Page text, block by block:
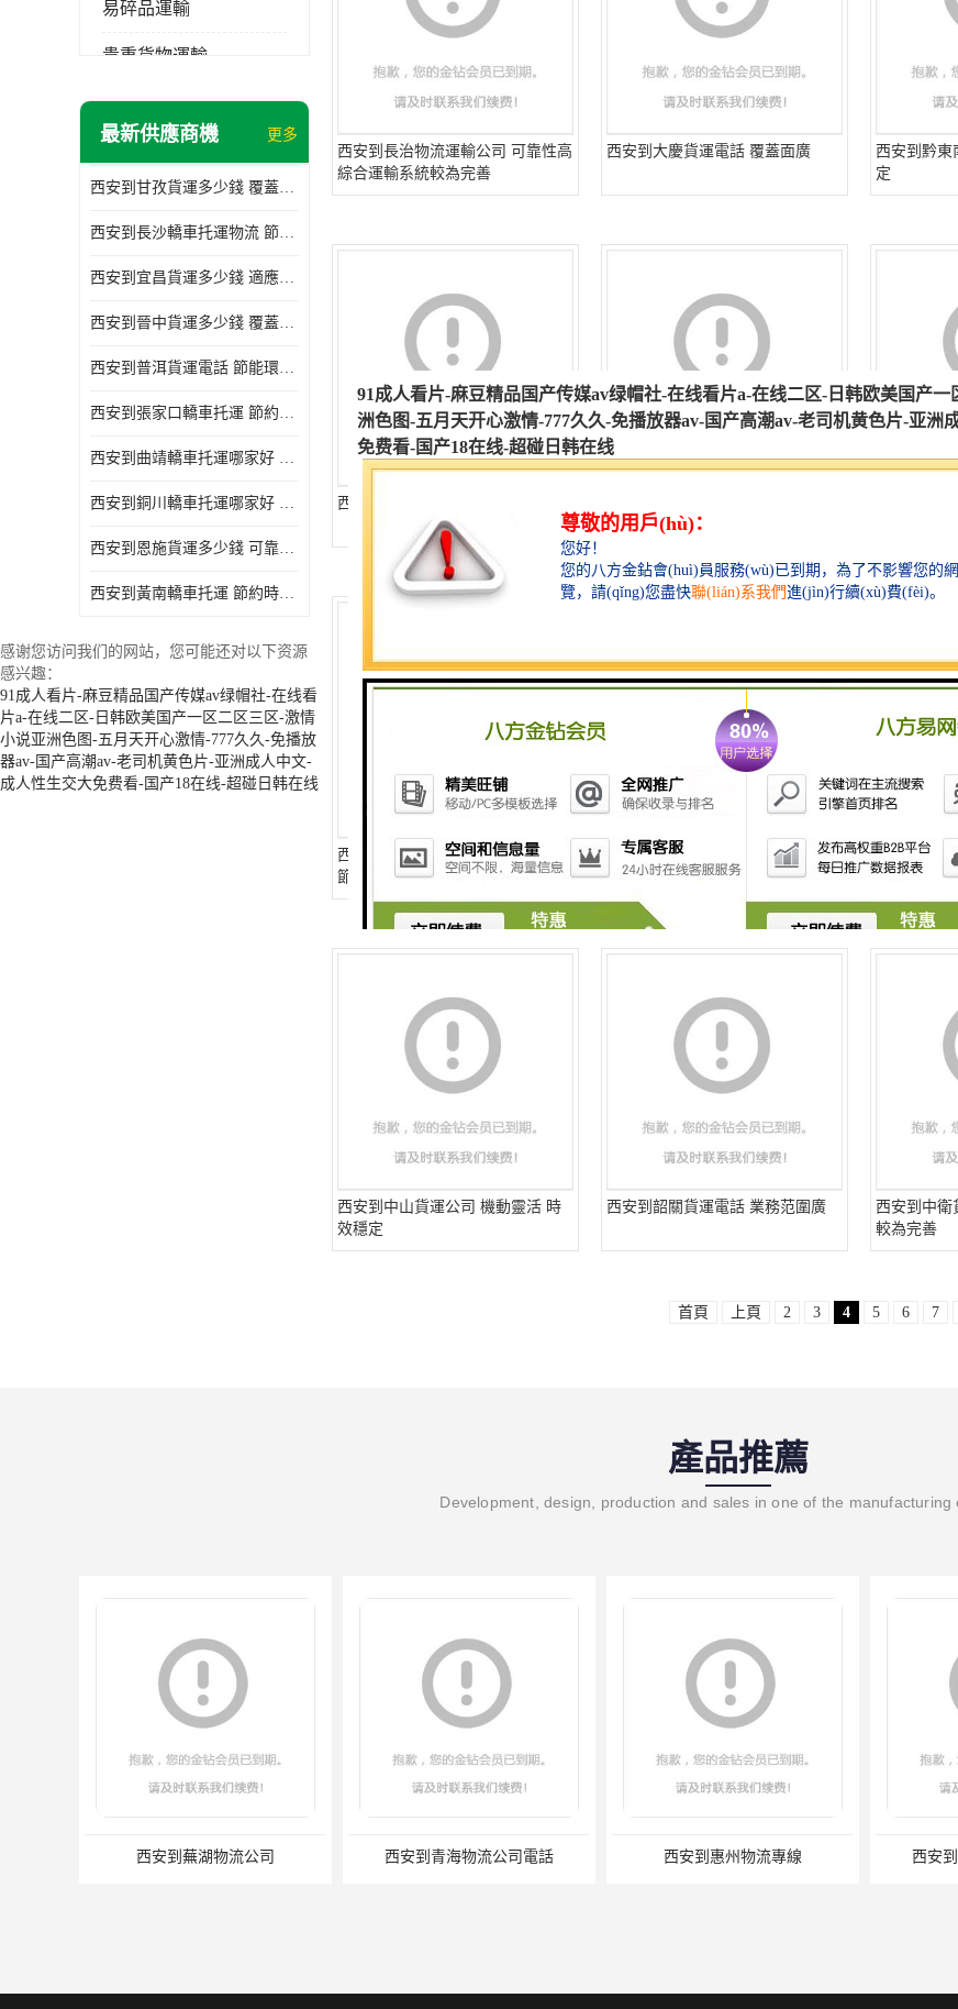
易碎品運輸
貴重貨物運輸
普通貨物
危險品運輸
最新供應商機 更多
西安到甘孜貨運多少錢 覆蓋面廣 降低運輸成本
西安到長沙轎車托運物流 節約時間 為客戶節省大量時間和能源
西安到宜昌貨運多少錢 適應能力強 降低運輸成本
西安到晉中貨運多少錢 覆蓋面廣 一站式運輸
西安到普洱貨運電話 節能環保 靈活性高 持續性長
西安到張家口轎車托運 節約時間 隨時查詢車輛時實位置
西安到曲靖轎車托運哪家好 方便快捷 用戶享受上門提送車輛
西安到銅川轎車托運哪家好 節約時間精力 在途運輸一對一客服
西安到恩施貨運多少錢 可靠性高 靈活性高 持續性長
西安到黃南轎車托運 節約時間 隨時查詢車輛時實位置
西安到長治物流運輸公司 可靠性高
綜合運輸系統較為完善
西安到大慶貨運電話 覆蓋面廣
西安到黔東
定
西安到果洛貨運電話 節能環保
西安到咸寧貨運電話 運輸能力強
節能環保
西安到平頂山物流貨運 運輸速度快
時效穩定
西安到德陽
方便快捷
西安到中山貨運公司 機動靈活 時
效穩定
西安到韶關貨運電話 業務范圍廣
西安到中衛
較為完善
首頁 上頁 2 3 4 5 6 7
產品推薦
Development, design, production and sales in one of the manufacturing
西安到蕪湖物流公司 西安到青海物流公司電話 西安到惠州物流專線 西安
感谢您访问我们的网站，您可能还对以下资源
感兴趣：
91成人看片-麻豆精品国产传媒av绿帽社-在线看
片a-在线二区-日韩欧美国产一区二区三区-激情
小说亚洲色图-五月天开心激情-777久久-免播放
器av-国产高潮av-老司机黄色片-亚洲成人中文-
成人性生交大免费看-国产18在线-超碰日韩在线